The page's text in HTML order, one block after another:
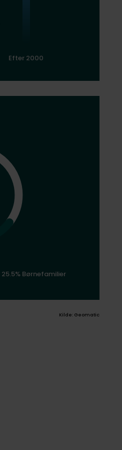
Efter 2000
25.5% Børnefamilier
Kilde: Geomatic